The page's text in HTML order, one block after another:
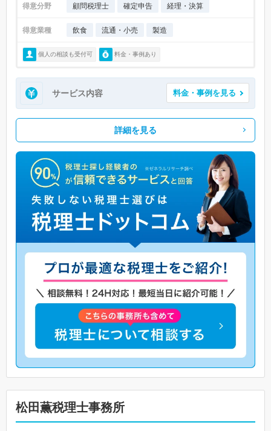
得意分野 顧問税理士 確定申告 経理・決算
得意業種 飲食 流通・小売 製造
個人の相談も受付可 料金・事例あり
サービス内容 料金・事例を見る
詳細を見る
松田薫税理士事務所